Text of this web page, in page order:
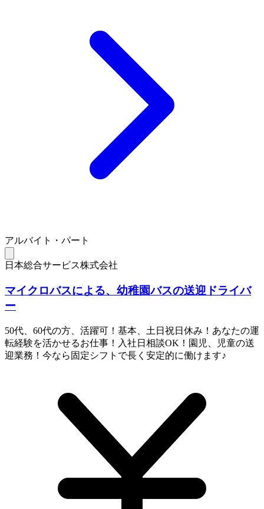
アルバイト・パート
日本総合サービス株式会社
マイクロバスによる、幼稚園バスの送迎ドライバ
ー
50代、60代の方、活躍可！基本、土日祝日休み！あなたの運
転経験を活かせるお仕事！入社日相談OK！園児、児童の送
迎業務！今なら固定シフトで長く安定的に働けます♪